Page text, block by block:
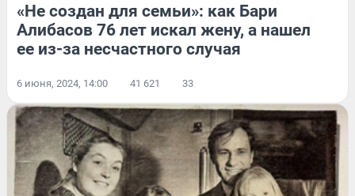
«Не создан для семьи»: как Бари
Алибасов 76 лет искал жену, а нашел
ее из-за несчастного случая
6 июня, 2024, 14:00 41 621 33